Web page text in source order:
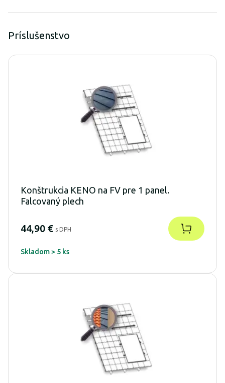
Príslušenstvo
Konštrukcia KENO na FV pre 1 panel.
Falcovaný plech
44,90 € s DPH
Skladom > 5 ks